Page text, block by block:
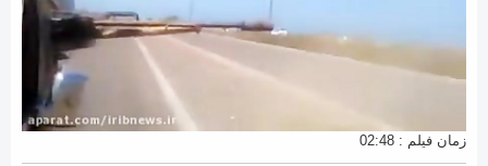
زمان فیلم : 02:48